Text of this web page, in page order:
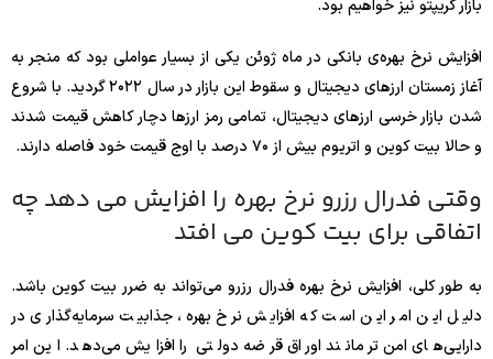
بازار کریپتو نیز خواهیم بود.
افزایش نرخ بهره‌ی بانکی در ماه ژوئن یکی از بسیار عواملی بود که منجر به
آغاز زمستان ارزهای دیجیتال و سقوط این بازار در سال ۲۰۲۲ گردید. با شروع
شدن بازار خرسی ارزهای دیجیتال، تمامی رمز ارزها دچار کاهش قیمت شدند
و حالا بیت کوین و اتریوم بیش از ۷۰ درصد با اوج قیمت خود فاصله دارند.
وقتی فدرال رزرو نرخ بهره را افزایش می دهد چه
اتفاقی برای بیت کوین می افتد
به طور کلی، افزایش نرخ بهره فدرال رزرو می‌تواند به ضرر بیت کوین باشد.
دلیل این امر این است که افزایش نرخ بهره، جذابیت سرمایه‌گذاری در
دارایی‌های امن‌تر مانند اوراق قرضه دولتی را افزایش می‌دهد. این امر